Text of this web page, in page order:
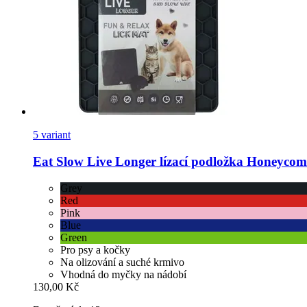
5 variant
Eat Slow Live Longer lízací podložka
Grey
Red
Pink
Blue
Green
Pro psy a kočky
Na olizování a suché krmivo
Vhodná do myčky na nádobí
130,00 Kč